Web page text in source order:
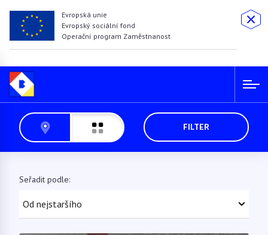
Evropská unie
Evropský sociální fond
Operační program Zaměstnanost
FILTER
Seřadit podle: